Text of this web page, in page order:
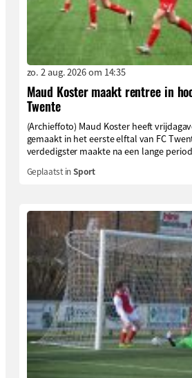
zo. 2 aug. 2026 om 14:35
Maud Koster maakt rentree in
Twente
(Archieffoto) Maud Koster heeft
gemaakt in het eerste elftal van FC
verdedigster maakte na een lange
Geplaatst inSport